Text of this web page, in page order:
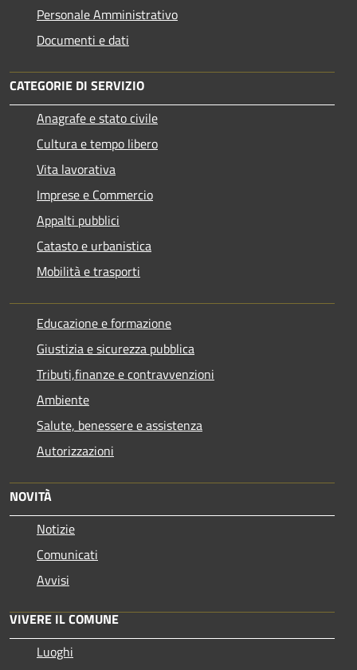
Personale Amministrativo
Documenti e dati
CATEGORIE DI SERVIZIO
Anagrafe e stato civile
Cultura e tempo libero
Vita lavorativa
Imprese e Commercio
Appalti pubblici
Catasto e urbanistica
Mobilità e trasporti
Educazione e formazione
Giustizia e sicurezza pubblica
Tributi,finanze e contravvenzioni
Ambiente
Salute, benessere e assistenza
Autorizzazioni
NOVITÀ
Notizie
Comunicati
Avvisi
VIVERE IL COMUNE
Luoghi